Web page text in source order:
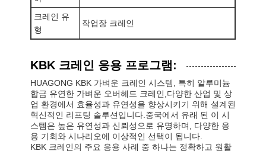
홈 제품 소개 동영상 회사 소개
크레인 유
형
작업장 크레인
KBK 크레인 응용 프로그램:
HUAGONG KBK 가벼운 크레인 시스템, 특히 알루미늄
합금 유연한 가벼운 오버헤드 크레인,다양한 산업 및 상
업 환경에서 효율성과 유연성을 향상시키기 위해 설계된
혁신적인 리프팅 솔루션입니다.중국에서 유래 된 이 시
스템은 높은 유연성과 신뢰성으로 유명하며, 다양한 응
용 기회와 시나리오에 이상적인 선택이 됩니다.
KBK 크레인의 주요 응용 사례 중 하나는 정확하고 원활